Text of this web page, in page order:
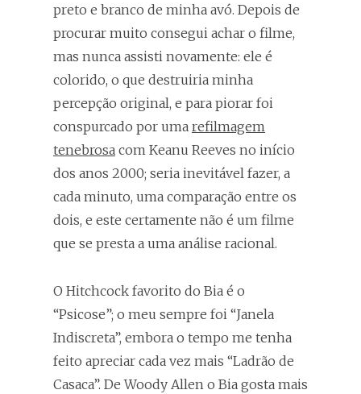
preto e branco de minha avó. Depois de
procurar muito consegui achar o filme,
mas nunca assisti novamente: ele é
colorido, o que destruiria minha
percepção original, e para piorar foi
conspurcado por uma refilmagem
tenebrosa com Keanu Reeves no início
dos anos 2000; seria inevitável fazer, a
cada minuto, uma comparação entre os
dois, e este certamente não é um filme
que se presta a uma análise racional.
O Hitchcock favorito do Bia é o
“Psicose”; o meu sempre foi “Janela
Indiscreta”, embora o tempo me tenha
feito apreciar cada vez mais “Ladrão de
Casaca”. De Woody Allen o Bia gosta mais